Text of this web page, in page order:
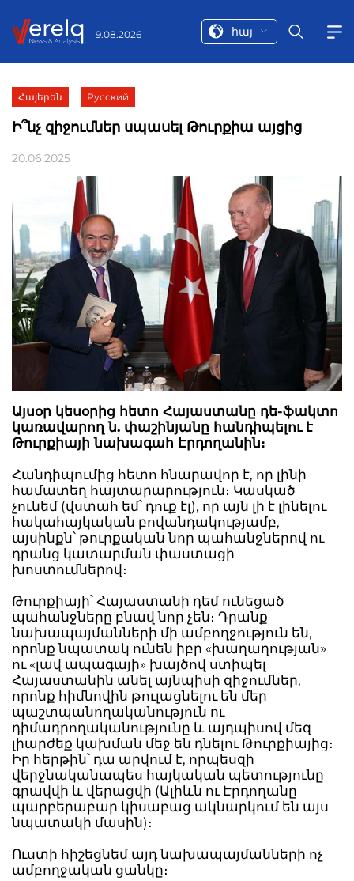
9.08.2026 հայ
Հայերեն Русский
Ի՞նչ զիջումներ սպասել Թուրքիա այցից
20.06.2025
Այսօր կեսօրից հետո Հայաստանը դե-ֆակտո
կառավարող ն. փաշինյանը հանդիպելու է
Թուրքիայի նախագահ Էրդողանին։
Հանդիպումից հետո հնարավոր է, որ լինի
համատեղ հայտարարություն։ Կասկած
չունեմ (վստահ եմ՝ դուք էլ), որ այն լի է լինելու
հակահայկական բովանդակությամբ,
այսինքն՝ թուրքական նոր պահանջներով ու
դրանց կատարման փաստացի
խոստումներով։
Թուրքիայի՝ Հայաստանի դեմ ունեցած
պահանջները բնավ նոր չեն։ Դրանք
նախապայմանների մի ամբողջություն են,
որոնք նպատակ ունեն իբր «խաղաղության»
ու «լավ ապագայի» խայծով ստիպել
Հայաստանին անել այնպիսի զիջումներ,
որոնք հիմնովին թուլացնելու են մեր
պաշտպանողականություն ու
դիմադրողականությունը և այդպիսով մեզ
լիարժեք կախման մեջ են դնելու Թուրքիայից։
Իր հերթին՝ դա արվում է, որպեսզի
վերջնականապես հայկական պետությունը
գրավվի և վերացվի (Ալիևն ու Էրդողանը
պարբերաբար կիսաբաց ակնարկում են այս
նպատակի մասին)։
Ուստի հիշեցնեմ այդ նախապայմանների ոչ
ամբողջական ցանկը։